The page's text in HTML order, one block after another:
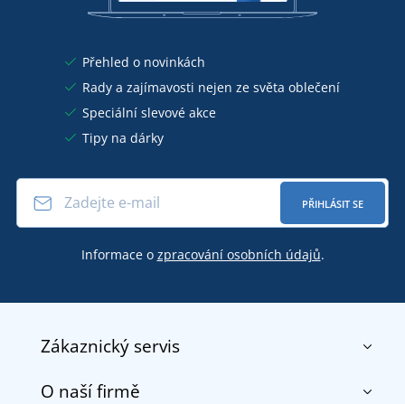
Přehled o novinkách
Rady a zajímavosti nejen ze světa oblečení
Speciální slevové akce
Tipy na dárky
PŘIHLÁSIT SE
Informace o zpracování osobních údajů.
Zákaznický servis
Kontakt
O naší firmě